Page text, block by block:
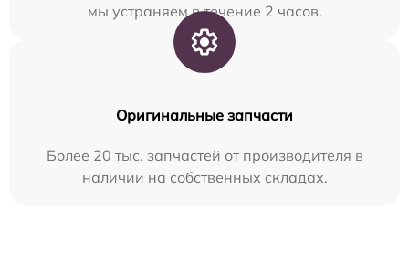
мы устраняем в течение 2 часов.
Оригинальные запчасти
Более 20 тыс. запчастей от производителя в
наличии на собственных складах.